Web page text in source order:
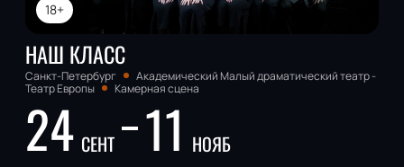
18+
НАШ КЛАСС
Санкт-Петербург
Академический Малый драматический театр -
Театр Европы
Камерная сцена
24 СЕНТ 11 НОЯБ